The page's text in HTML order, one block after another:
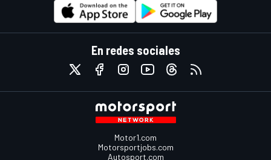
En redes sociales
Motor1.com
Motorsportjobs.com
Autosport.com